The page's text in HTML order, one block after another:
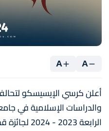
A
A
أعلن كرسي الإيسيسكو
والدراسات الإسلامية في
الرابعة 2023 - 2024 لجائزة قطر العالمية لحوار الحضارات.